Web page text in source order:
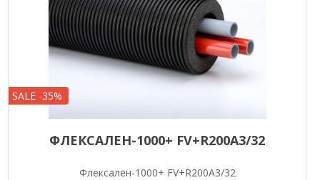
SALE -35%
ФЛЕКСАЛЕН-1000+ FV+R200A3/32
Флексален-1000+ FV+R200A3/32